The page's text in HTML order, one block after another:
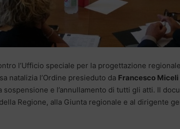
l’Ufficio speciale per la progettazione
natalizia l’Ordine presieduto da Francesco Miceli
sospensione e l’annullamento di tutti gli atti. Il
Regione, alla Giunta regionale e al dirigente